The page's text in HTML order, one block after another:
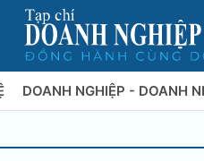
DOANH NGHIỆP - DOANH